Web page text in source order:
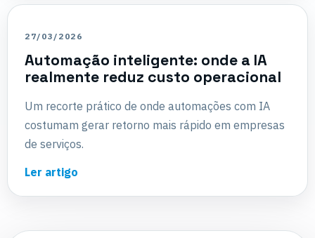
27/03/2026
Automação inteligente: onde a IA
realmente reduz custo operacional
Um recorte prático de onde automações com IA
costumam gerar retorno mais rápido em empresas
de serviços.
Ler artigo